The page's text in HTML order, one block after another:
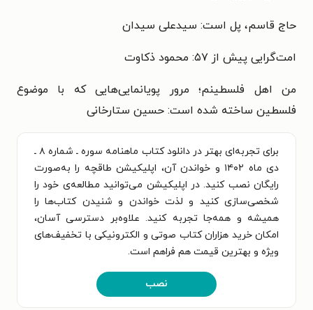
حاج قاسم، پل است: سیدعلی سیدان
امت‌گرایی پیش از ۵۷: محمود ذکاوت
من اهل فلسطینم؛ مرور پویانمایی‌هایی که با موضوع
فلسطین ساخته شده است: حسین ستارخانی
برای تجربه‌ای بهتر در دانلود کتاب ماهنامه سوره ـ شماره ۸ ـ
دی ماه ۱۴۰۲ و خواندن آن، اپلیکیشن طاقچه را به‌صورت
رایگان نصب کنید. در اپلیکیشن می‌توانید مطالعه‌ی خود را
شخصی‌سازی کنید و لذت خواندن و شنیدن کتاب‌ها را
همیشه و همه‌جا تجربه کنید. علاوه‌بر دسترسی آسان،
امکان خرید هزاران کتاب صوتی و الکترونیکی با تخفیف‌های
ویژه و بهترین قیمت هم فراهم است.
نصب